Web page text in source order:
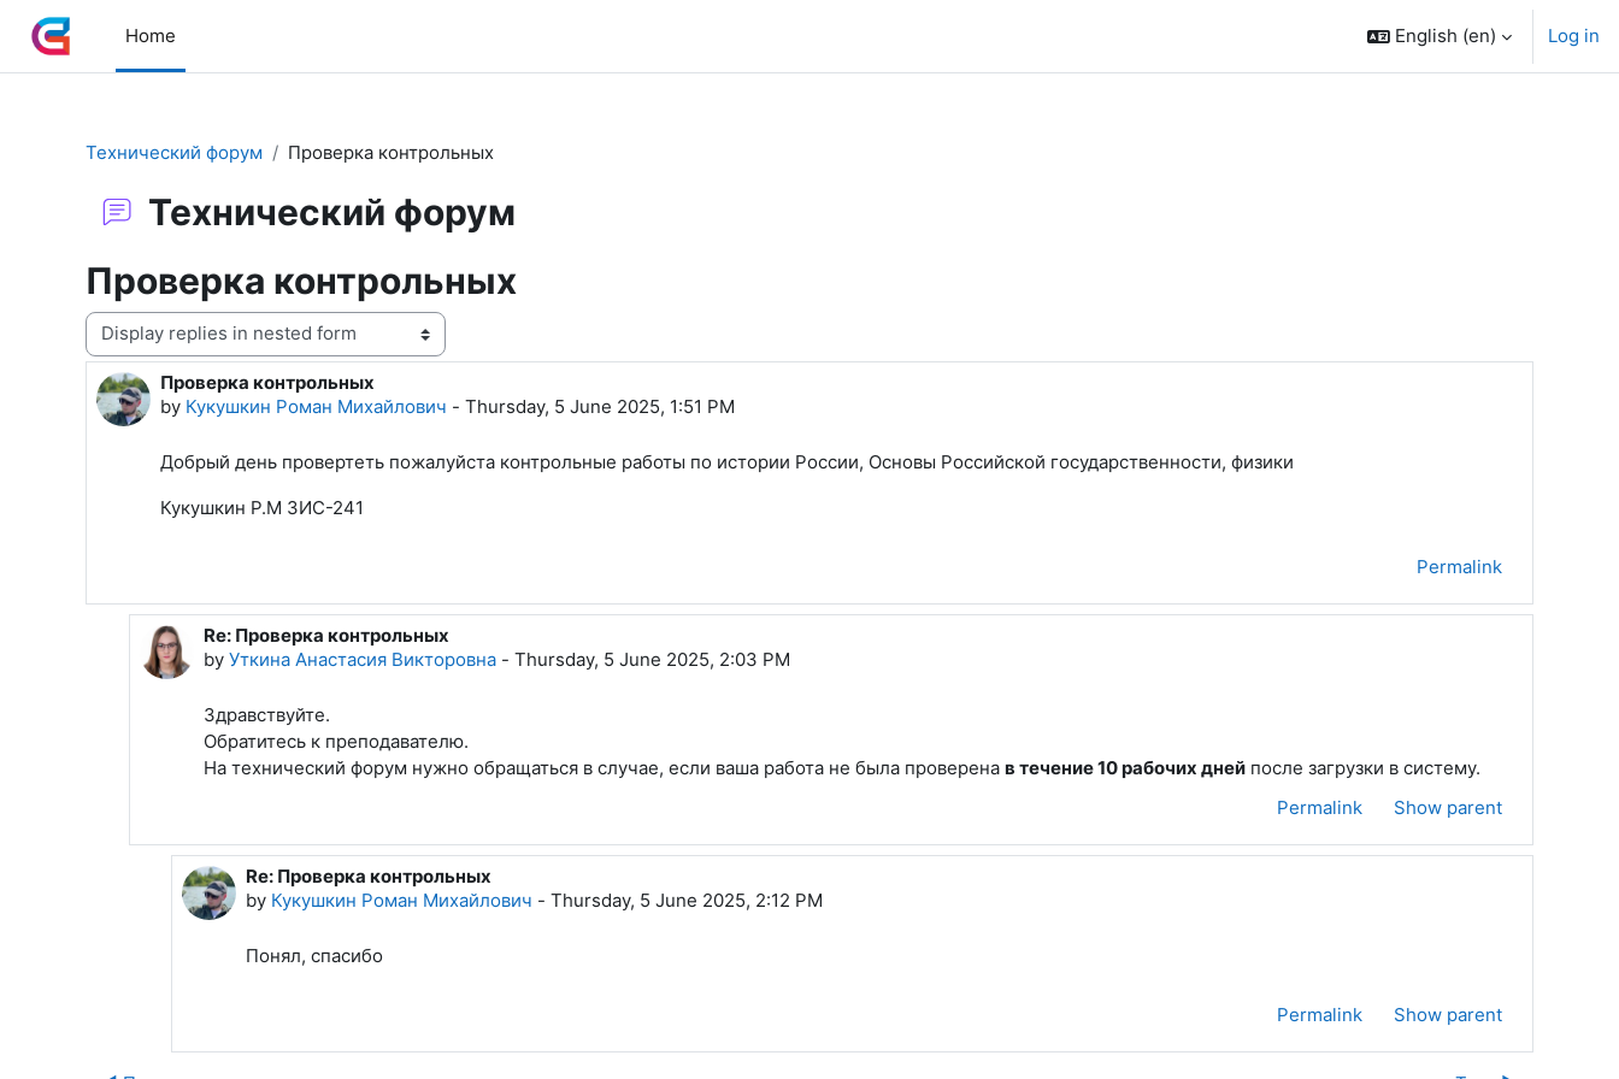
Skip to main content
Home
English ‎(en)‎ Log in
Технический форум Проверка контрольных
Технический форум
Проверка контрольных
Display mode
Проверка контрольных
by Кукушкин Роман Михайлович - Thursday, 5 June 2025, 1:51 PM
Number of replies: 2
Добрый день провертеть пожалуйста контрольные работы по истории России, Основы Российской государственности, физики
Кукушкин Р.М ЗИС-241
Permalink
In reply to Кукушкин Роман Михайлович
Re: Проверка контрольных
byУткина Анастасия Викторовна -Thursday, 5 June 2025, 2:03 PM
Здравствуйте.
Обратитесь к преподавателю.
На технический форум нужно обращаться в случае, если ваша работа не была проверенав течение 10 рабочих дней после загрузки в систему.
Permalink
Show parent
In reply to Уткина Анастасия Викторовна
Re: Проверка контрольных
by Кукушкин Роман Михайлович -Thursday, 5 June 2025, 2:12 PM
Понял, спасибо
Permalink Show parent